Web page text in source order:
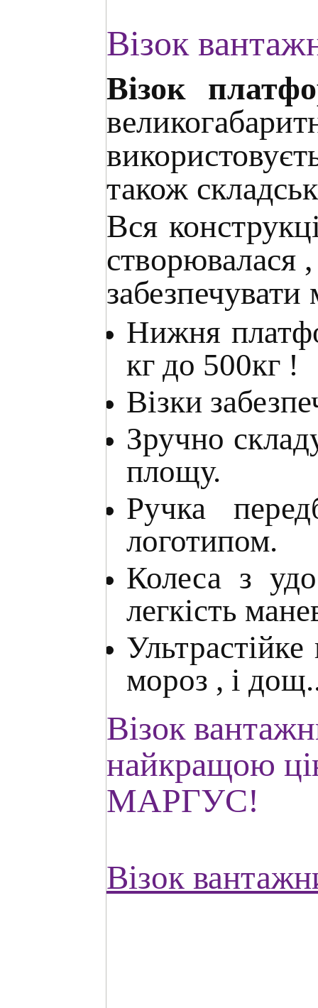
Візок
Візок
також
Вся
створювалася
Нижня
кг до 500кг !
Візки
Зручно
площу.
Ручка
логотипом.
Колеса з
легкість
мороз , і
Візок
найкращою
МАРГУС!
Візок